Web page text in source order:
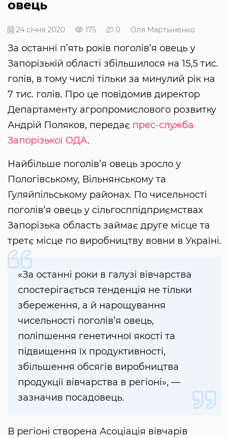
овець
24 січня 2020 175 0 Оля Мартыненко
За останні п’ять років поголів’я овець у
Запорізькій області збільшилося на 15,5 тис.
голів, в тому числі тільки за минулий рік на
7 тис. голів. Про це повідомив директор
Департаменту агропромислового розвитку
Андрій Поляков, передає прес-служба
Запорізької ОДА.
Найбільше поголів’я овець зросло у
Пологівському, Вільнянському та
Гуляйпільському районах. По чисельності
поголів’я овець у сільгосппідприємствах
Запорізька область займає друге місце та
третє місце по виробництву вовни в Україні.
«За останні роки в галузі вівчарства
спостерігається тенденція не тільки
збереження, а й нарощування
чисельності поголів’я овець,
поліпшення генетичної якості та
підвищення їх продуктивності,
збільшення обсягів виробництва
продукції вівчарства в регіоні», —
зазначив посадовець.
В регіоні створена Асоціація вівчарів